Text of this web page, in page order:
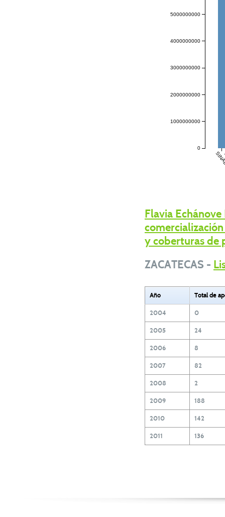
0
1000000000
2000000000
3000000000
4000000000
5000000000
Flavia
y coberturas de
ZACATECAS -
Año Total de
2004 0
2005 24
2006 8
2007 82
2008 2
2009 188
2010 142
2011 136